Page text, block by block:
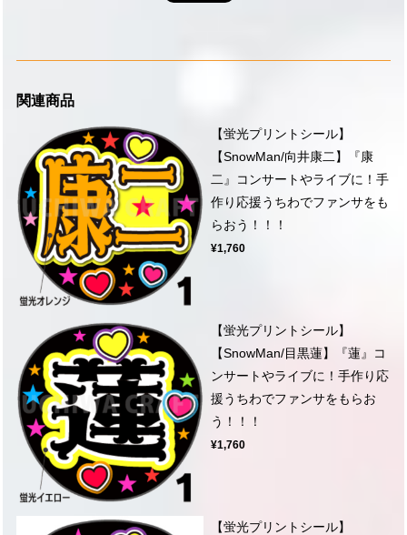
関連商品
【蛍光プリントシール】
【SnowMan/向井康二】『康
二』コンサートやライブに！手
作り応援うちわでファンサをも
らおう！！！
¥1,760
【蛍光プリントシール】
【SnowMan/目黒蓮】『蓮』コ
ンサートやライブに！手作り応
援うちわでファンサをもらお
う！！！
¥1,760
【蛍光プリントシール】